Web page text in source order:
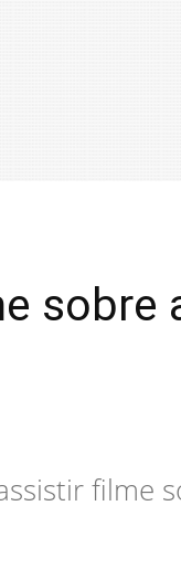
sobre
filme